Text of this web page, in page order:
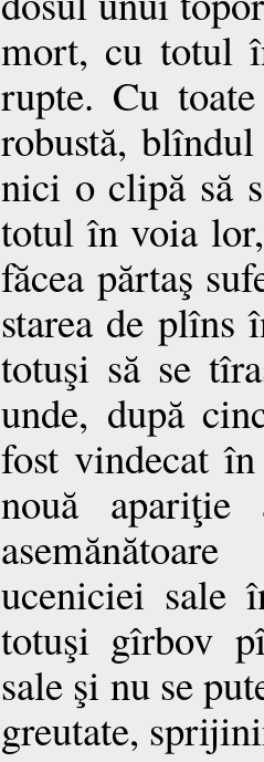
mort, cu totul
rupte. Cu
robustă,
nici o clipă să
totul în voia
făcea părtaş
starea de plîns
totuşi să se
unde, după
fost vindecat
nouă
uceniciei sale
totuşi gîrbov
sale şi nu se
greutate,